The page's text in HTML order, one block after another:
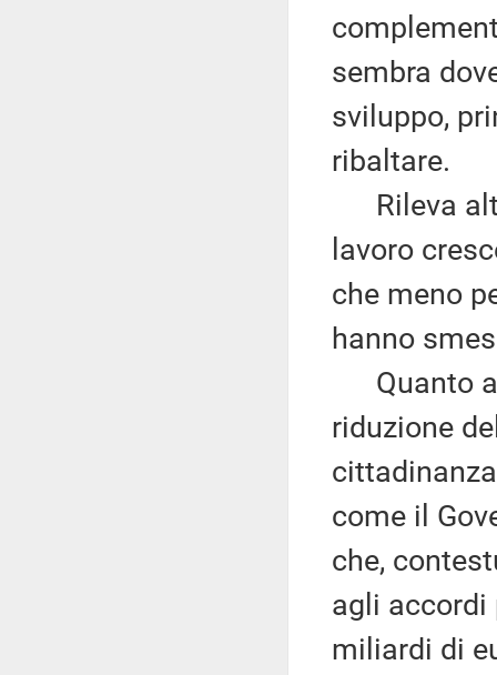
sembra
sviluppo,
ribaltare.
Rileva
lavoro
che meno
hanno
Quanto
riduzione
come il
che,
agli accordi
miliardi di